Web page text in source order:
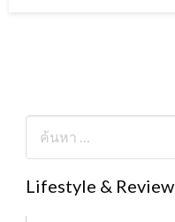
Lifestyle & Review